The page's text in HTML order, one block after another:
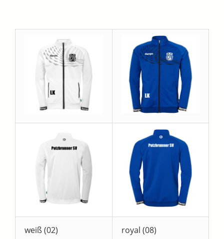
weiß (02) royal (08)